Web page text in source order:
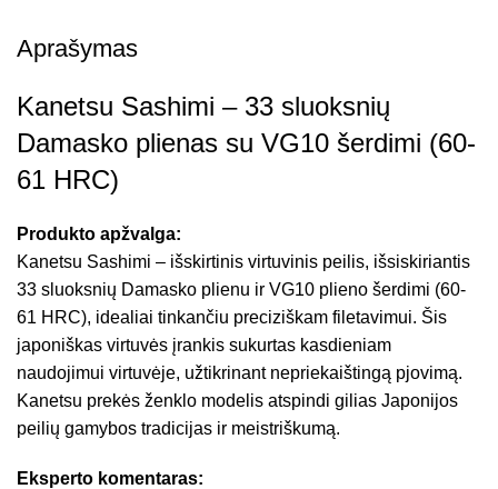
Aprašymas
Kanetsu Sashimi – 33 sluoksnių
Damasko plienas su VG10 šerdimi (60-
61 HRC)
Produkto apžvalga:
Kanetsu Sashimi – išskirtinis virtuvinis peilis, išsiskiriantis
33 sluoksnių Damasko plienu ir VG10 plieno šerdimi (60-
61 HRC), idealiai tinkančiu preciziškam filetavimui. Šis
japoniškas virtuvės įrankis sukurtas kasdieniam
naudojimui virtuvėje, užtikrinant nepriekaištingą pjovimą.
Kanetsu prekės ženklo modelis atspindi gilias Japonijos
peilių gamybos tradicijas ir meistriškumą.
Eksperto komentaras: